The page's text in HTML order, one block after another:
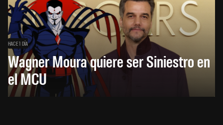
HACE 1 DÍA
Wagner Moura quiere ser Siniestro en
el MCU